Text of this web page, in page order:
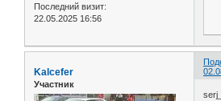
Последний визит:
22.05.2025 16:56
Kalcefer
Участник